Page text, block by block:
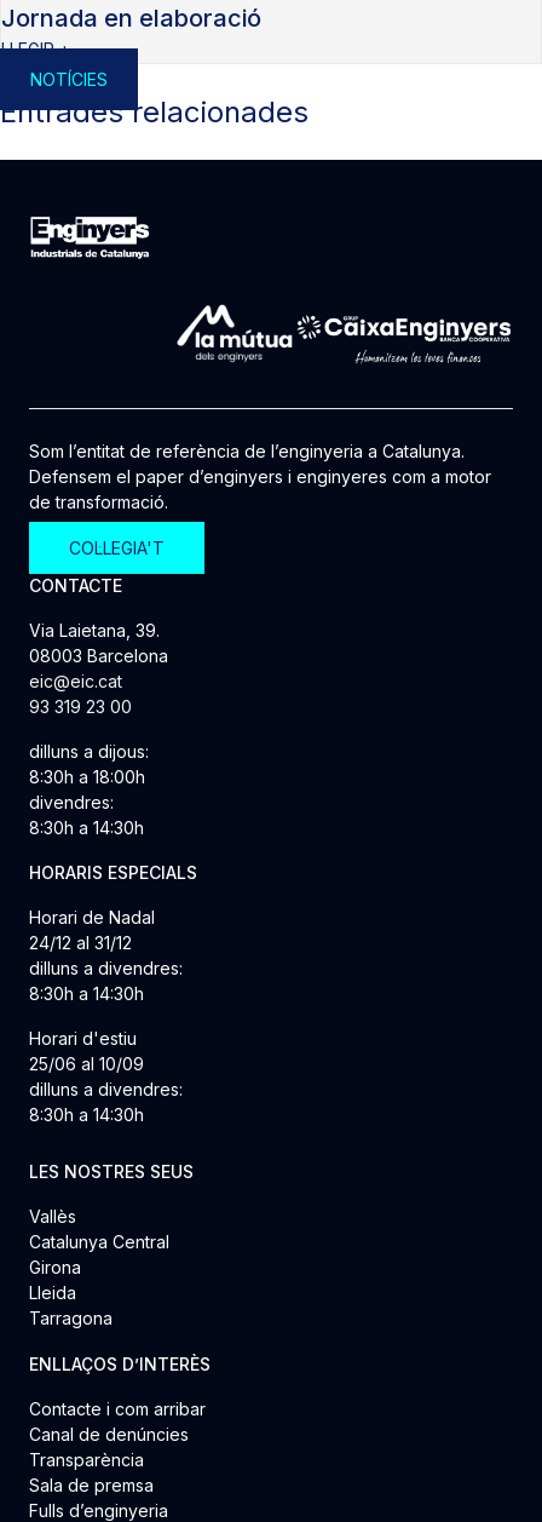
Jornada en elaboració
LLEGIR +
NOTÍCIES
Entrades relacionades
Som l’entitat de referència de l’enginyeria a Catalunya.
Defensem el paper d’enginyers i enginyeres com a motor
de transformació.
COL·LEGIA'T
CONTACTE
Via Laietana, 39.
08003 Barcelona
eic@eic.cat
93 319 23 00
dilluns a dijous:
8:30h a 18:00h
divendres:
8:30h a 14:30h
HORARIS ESPECIALS
Horari de Nadal
24/12 al 31/12
dilluns a divendres:
8:30h a 14:30h
Horari d'estiu
25/06 al 10/09
dilluns a divendres:
8:30h a 14:30h
LES NOSTRES SEUS
Vallès
Catalunya Central
Girona
Lleida
Tarragona
ENLLAÇOS D’INTERÈS
Contacte i com arribar
Canal de denúncies
Transparència
Sala de premsa
Fulls d’enginyeria